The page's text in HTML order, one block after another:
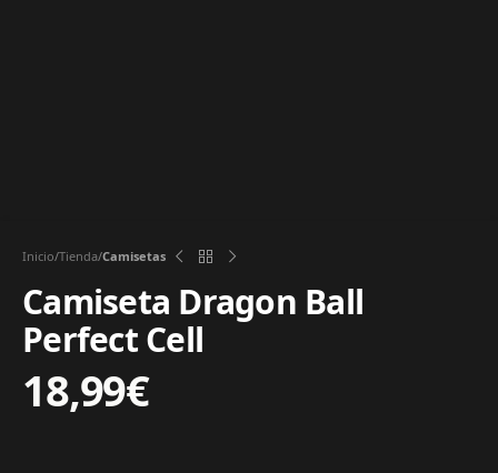
Inicio Tienda Camisetas
Camiseta Dragon Ball
Perfect Cell
18,99€